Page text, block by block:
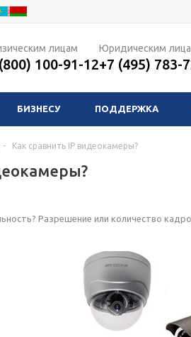
лицам
100-91-12
Юридическим
+7 (495) 783-
БИЗНЕСУ ПОДДЕРЖКА
- Как сравнить IP видеокамеры?
Разрешение или количество